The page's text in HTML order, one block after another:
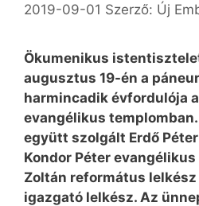
2019-09-01 Szerző: Új
Ökumenikus
augusztus 19-én a
harmincadik évfordulója
evangélikus
együtt szolgált Erdő
Kondor Péter
Zoltán református lelkész
igazgató lelkész. Az